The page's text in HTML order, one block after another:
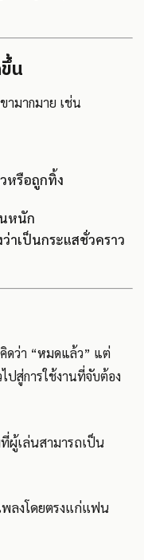
น
ามากมาย เช่น
หรือถูกทิ้ง
หนัก
าเป็นกระแสชั่วคราว
ดว่า “หมดแล้ว” แต่
ปสู่การใช้งานที่จับต้อง
ผู้เล่นสามารถเป็น
ลงโดยตรงแก่แฟน